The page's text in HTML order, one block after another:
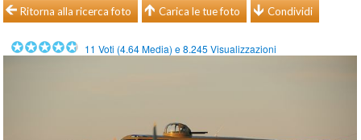
Ritorna alla ricerca foto Carica le tue foto Condividi
11 Voti (4.64Media) e8.245 Visualizzazioni